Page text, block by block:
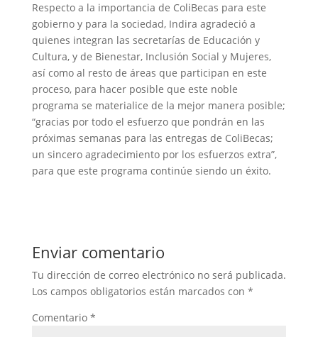
Respecto a la importancia de ColiBecas para este
gobierno y para la sociedad, Indira agradeció a
quienes integran las secretarías de Educación y
Cultura, y de Bienestar, Inclusión Social y Mujeres,
así como al resto de áreas que participan en este
proceso, para hacer posible que este noble
programa se materialice de la mejor manera posible;
“gracias por todo el esfuerzo que pondrán en las
próximas semanas para las entregas de ColiBecas;
un sincero agradecimiento por los esfuerzos extra”,
para que este programa continúe siendo un éxito.
Enviar comentario
Tu dirección de correo electrónico no será publicada.
Los campos obligatorios están marcados con *
Comentario *